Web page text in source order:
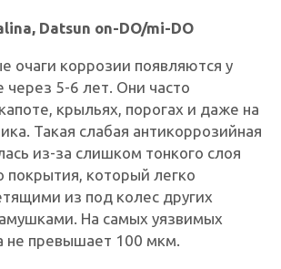
Datsun on-DO/mi-DO
очаги коррозии появляются у
5-6 лет. Они часто
крыльях, порогах и даже на
Такая слабая антикоррозийная
из-за слишком тонкого слоя
покрытия, который легко
из под колес других
На самых уязвимых
не превышает 100 мкм.